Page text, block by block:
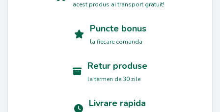
acest produs ai transport gratuit!
Puncte bonus
la fiecare comanda
Retur produse
la termen de 30 zile
Livrare rapida